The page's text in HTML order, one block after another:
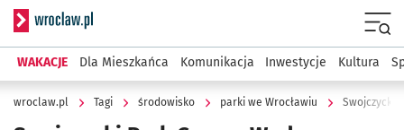
Serwis informacyjny wroclaw.pl
WAKACJE Dla Mieszkańca Komunikacja Inwestycje Kultura
wroclaw.pl Tagi środowisko parki we Wrocławiu Swojczycki